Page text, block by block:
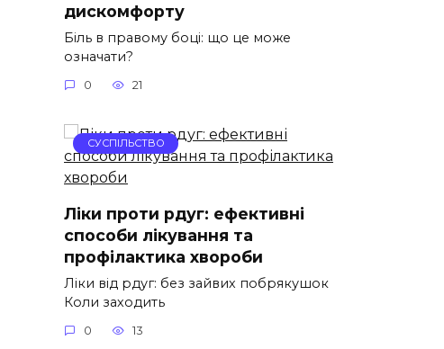
дискомфорту
Біль в правому боці: що це може
означати?
0 21
СУСПІЛЬСТВО
Ліки проти рдуг: ефективні
способи лікування та
профілактика хвороби
Ліки від рдуг: без зайвих побрякушок
Коли заходить
0 13